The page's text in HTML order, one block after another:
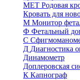
МЕТ Родовая
Кровать для
М Монитор
Ф Фетальный
C
Д Диагностика
Динамометр
Доплеровская
К Капнограф